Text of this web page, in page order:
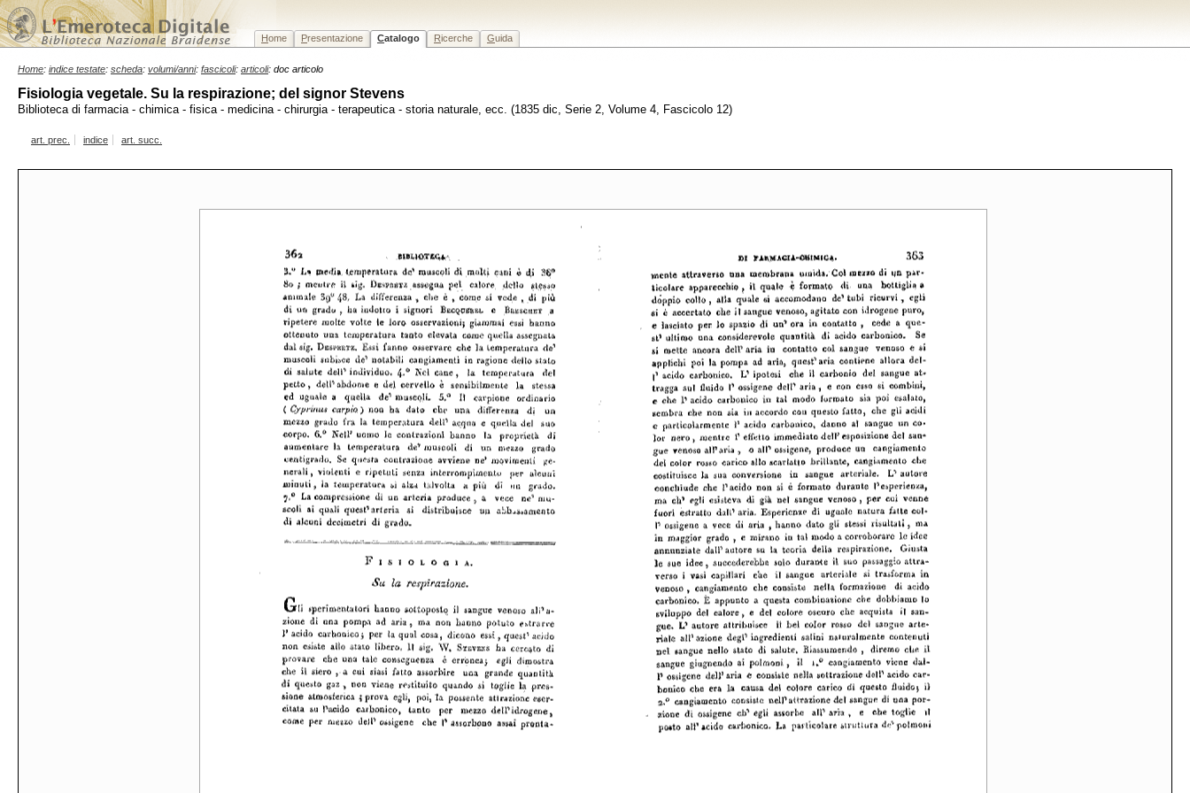
Home Presentazione Catalogo Ricerche Guida
Home: indice testate: scheda: volumi/anni: fascicoli: articoli: doc articolo
Fisiologia vegetale. Su la respirazione; del signor Stevens
Biblioteca di farmacia - chimica - fisica - medicina - chirurgia - terapeutica - storia naturale, ecc. (1835 dic, Serie 2, Volume 4, Fascicolo 12)
art. prec. indice art. succ.